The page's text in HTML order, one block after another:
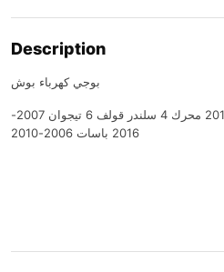
Description
بوجي كهرباء بوش
قطع كهربائية سي سي 2008-2017 محرك 4 سلندر قولف 6 تيجوان 2007-
2016 باسات 2006-2010